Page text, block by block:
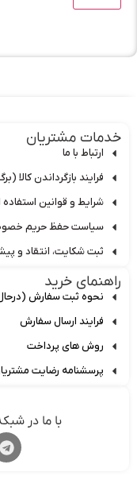
مشتریان
با ما
بازگرداندن کالا (برگشت
و قوانین استفاده از
حفظ حریم خصوصی
شکایت، انتقاد و پیشنهاد
خرید
ثبت سفارش (درحال
ارسال سفارش
های پرداخت
رضایت مشتریان
با ما در شبکه